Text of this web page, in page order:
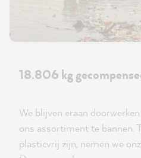
18.806 kg
We blijven eraan
ons assortiment te bannen.
plasticvrij zijn, nemen we